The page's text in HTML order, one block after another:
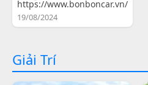
https://www.bonboncar.vn/
19/08/2024
Giải Trí